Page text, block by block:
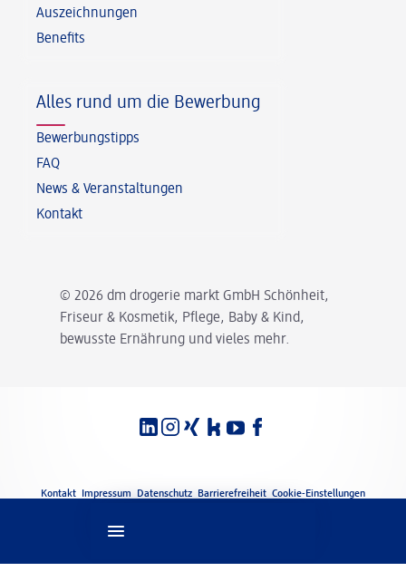
© 2026 dm drogerie markt GmbH Schönheit,
Friseur & Kosmetik, Pflege, Baby & Kind,
bewusste Ernährung und vieles mehr.
Auszeichnungen
Benefits
Alles rund um die Bewerbung
Bewerbungstipps
FAQ
News & Veranstaltungen
Kontakt
Rechtliches
Kontakt Impressum Datenschutz Barrierefreiheit Cookie-Einstellungen